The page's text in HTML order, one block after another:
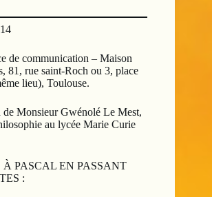
de communication – Maison
81, rue saint-Roch ou 3, place
lieu), Toulouse.
Monsieur Gwénolé Le Mest,
au lycée Marie Curie
À PASCAL EN PASSANT
: